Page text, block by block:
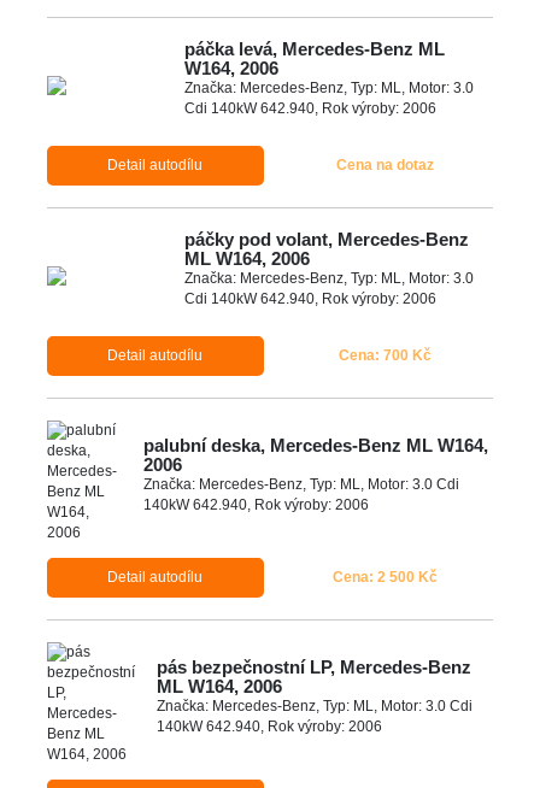
páčka levá, Mercedes-Benz ML
W164, 2006
Značka: Mercedes-Benz, Typ: ML, Motor: 3.0
Cdi 140kW 642.940, Rok výroby: 2006
Detail autodílu Cena na dotaz
páčky pod volant, Mercedes-Benz
ML W164, 2006
Značka: Mercedes-Benz, Typ: ML, Motor: 3.0
Cdi 140kW 642.940, Rok výroby: 2006
Detail autodílu Cena: 700 Kč
palubní deska, Mercedes-Benz ML W164,
2006
Značka: Mercedes-Benz, Typ: ML, Motor: 3.0 Cdi
140kW 642.940, Rok výroby: 2006
Detail autodílu Cena: 2 500 Kč
pás bezpečnostní LP, Mercedes-Benz
ML W164, 2006
Značka: Mercedes-Benz, Typ: ML, Motor: 3.0 Cdi
140kW 642.940, Rok výroby: 2006